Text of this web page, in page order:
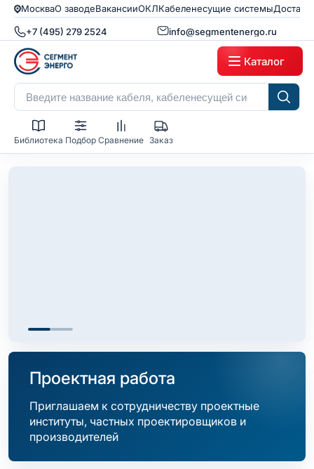
МоскваО заводеВакансииОКЛКабеленесущие системы
+7 (495) 279 2524 info@segmentenergo.ru
Каталог
Библиотека Подбор Сравнение Заказ
Проектная работа
Приглашаем к сотрудничеству проектные
институты, частных проектировщиков и
производителей